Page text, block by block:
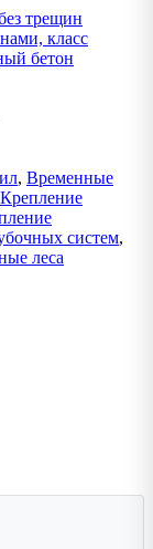
трещин
класс
бетон
, Временные
Крепление
систем,
леса